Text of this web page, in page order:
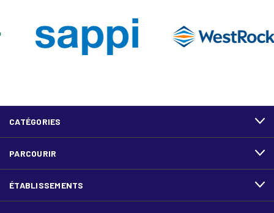
CATÉGORIES
PARCOURIR
ÉTABLISSEMENTS